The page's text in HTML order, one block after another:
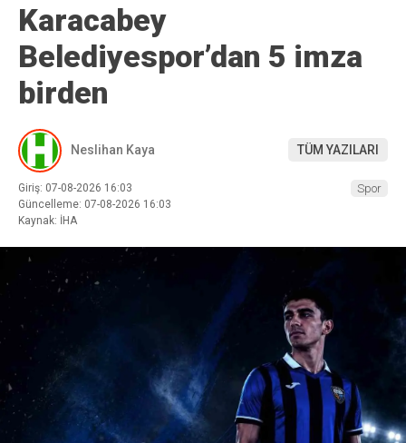
Karacabey
Belediyespor’dan 5 imza
birden
Neslihan Kaya TÜM YAZILARI
Giriş: 07-08-2026 16:03
Güncelleme: 07-08-2026 16:03
Kaynak: İHA
Spor